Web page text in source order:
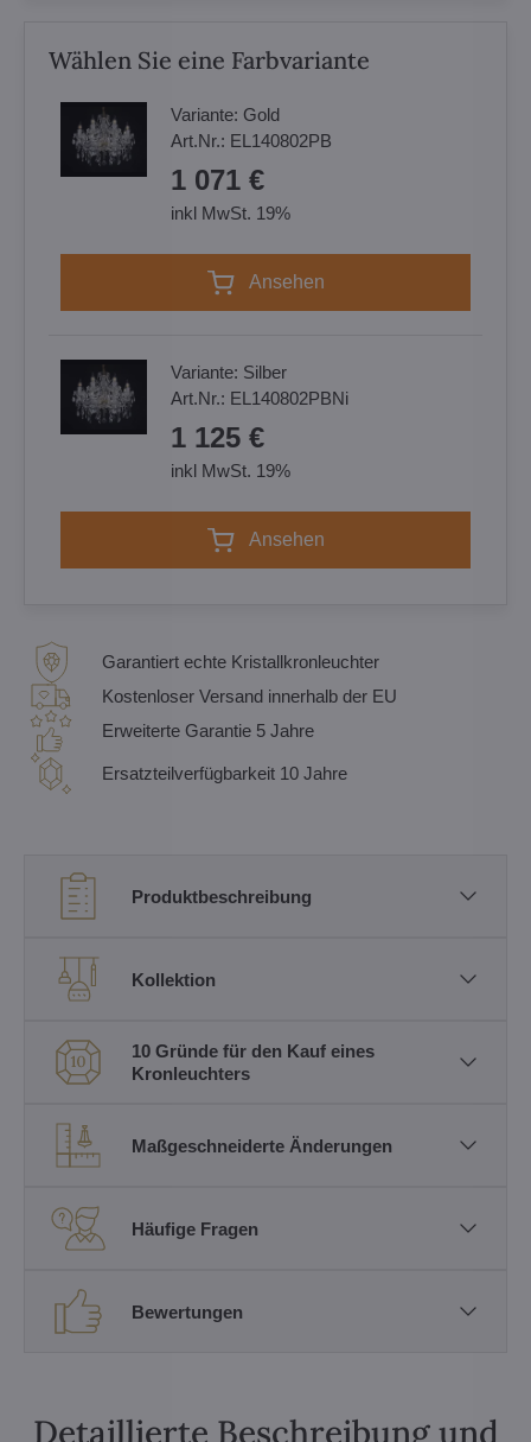
Wählen Sie eine Farbvariante
Variante: Gold
Art.Nr.: EL140802PB
1 071 €
inkl MwSt. 19%
Ansehen
Variante: Silber
Art.Nr.: EL140802PBNi
1 125 €
inkl MwSt. 19%
Ansehen
Garantiert echte Kristallkronleuchter
Kostenloser Versand innerhalb der EU
Erweiterte Garantie 5 Jahre
Ersatzteilverfügbarkeit 10 Jahre
Produktbeschreibung
Kollektion
10 Gründe für den Kauf eines
Kronleuchters
Maßgeschneiderte Änderungen
Häufige Fragen
Bewertungen
Detaillierte Beschreibung und